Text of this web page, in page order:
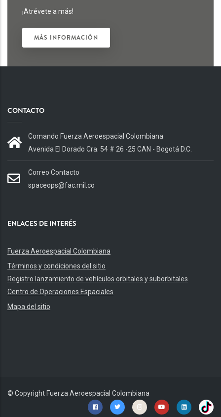
¡Atrévete a más!
MÁS INFORMACIÓN
CONTACTO
Comando Fuerza Aeroespacial Colombiana
Avenida El Dorado Cra. 54 # 26 -25 CAN - Bogotá D.C.
Correo Contacto
spaceops@fac.mil.co
ENLACES DE INTERÉS
Fuerza Aeroespacial Colombiana
Términos y condiciones del sitio
Registro lanzamiento de vehículos orbitales y suborbitales
Centro de Operaciones Espaciales
Mapa del sitio
© Copyright Fuerza Aeroespacial Colombiana